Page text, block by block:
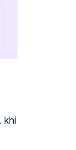
khi